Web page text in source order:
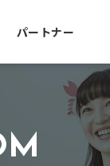
パートナー